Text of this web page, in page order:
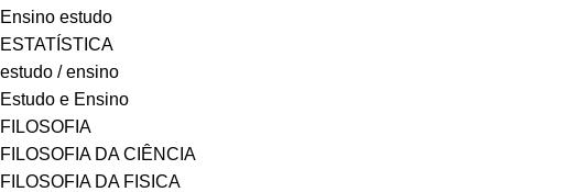
Ensino estudo
ESTATÍSTICA
estudo / ensino
Estudo e Ensino
FILOSOFIA
FILOSOFIA DA CIÊNCIA
FILOSOFIA DA FISICA